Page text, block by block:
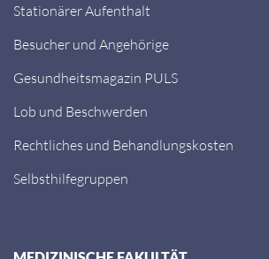
Stationärer Aufenthalt
Besucher und Angehörige
Gesundheitsmagazin PULS
Lob und Beschwerden
Rechtliches und Behandlungskosten
Selbsthilfegruppen